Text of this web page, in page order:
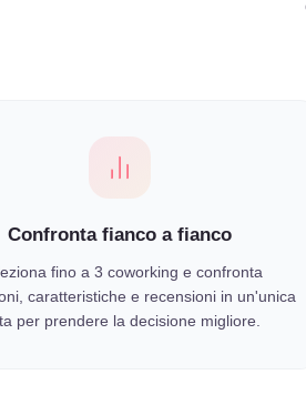
Confronta fianco a fianco
fino a 3 coworking e confronta
caratteristiche e recensioni in un'unica
per prendere la decisione migliore.